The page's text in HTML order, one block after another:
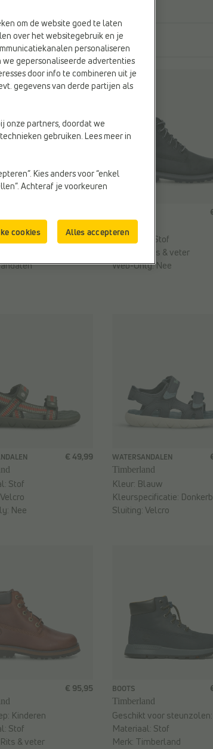
Kinderen
Timberland
Materiaal:
Stof
Rits & veter
Web-Only:Nee
€ 49,99
Stof
Velcro
Nee
WATERSANDALEN
Timberland
Kleur: Blauw
Kleurspecificatie:
Sluiting:Velcro
€ 95,95
Kinderen
Stof
Rits & veter
BOOTS
Timberland
Geschikt voor steunzolen:
Materiaal: Stof
Merk: Timberland
om de website goed te laten
over het websitegebruik en je
personaliseren
we gepersonaliseerde advertenties
door info te combineren uit je
gegevens van derde partijen als
onze partners, doordat we
gebruiken. Lees meer in
Kies anders voor “enkel
Achteraf je voorkeuren
cookies Alles accepteren